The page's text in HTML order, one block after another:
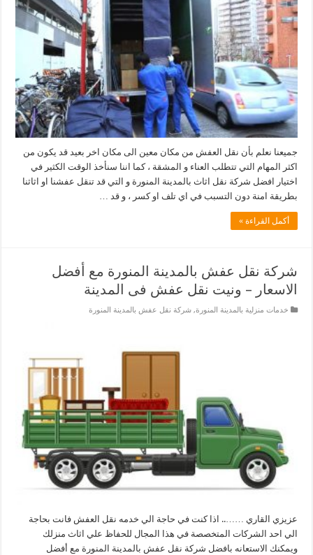
جميعنا نعلم بأن نقل العفش من مكان معين الى مكان اخر بعيد قد يكون من
اكثر المهام التي تتطلب العناء و المشقة ، كما اننا سنأخذ الوقت الكثير في
اختيار افضل شركة نقل اثاث بالمدينة المنورة و التي قد تنقل عفشنا او اثاثنا
بطريقة امنة دون التسبب في اي تلف او كسر ، و قد …
أكمل القراءة »
شركة نقل عفش بالمدينة المنورة مع أفضل
الاسعار – ونيت نقل عفش فى المدينة
خدمات منزلية بالمدينة المنورة,شركة نقل عفش بالمدينة المنورة
عزيزي القاري …….. اذا كنت في حاجة الي خدمه نقل العفش فانت بحاجة
الي احد الشركات المتخصصة في هذا المجال للحفاظ علي اثاث منزلك
ويمكنك الاستعانه بافضل شركة نقل عفش بالمدينة المنورة مع أفضل